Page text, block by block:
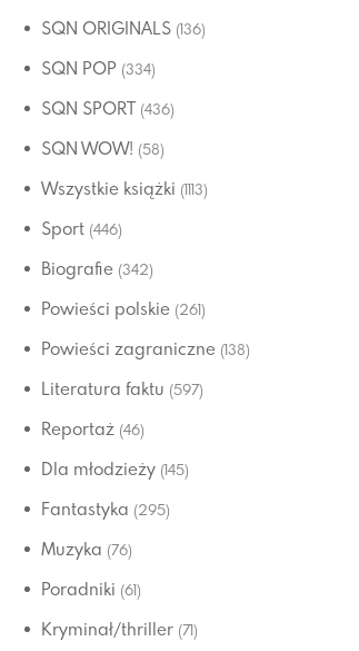
SQN ORIGINALS (136)
SQN POP (334)
SQN SPORT (436)
SQN WOW! (58)
Wszystkie książki (1113)
Sport (446)
Biografie (342)
Powieści polskie (261)
Powieści zagraniczne (138)
Literatura faktu (597)
Reportaż (46)
Dla młodzieży (145)
Fantastyka (295)
Muzyka (76)
Poradniki (61)
Kryminał/thriller (71)